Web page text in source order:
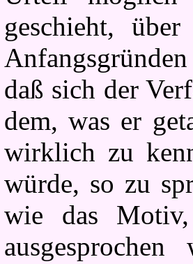
geschieht,
daß sich der
dem, was er
wirklich zu
würde, so zu
wie das